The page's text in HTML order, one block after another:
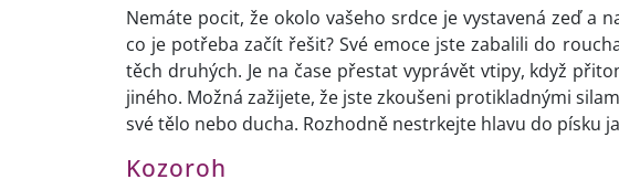
Nemáte pocit, že okolo vašeho srdce je vystavená zeď a
co je potřeba začít řešit? Své emoce jste zabalili do
těch druhých. Je na čase přestat vyprávět vtipy, když
jiného. Možná zažijete, že jste zkoušeni protikladnými
své tělo nebo ducha. Rozhodně nestrkejte hlavu do písku
Kozoroh